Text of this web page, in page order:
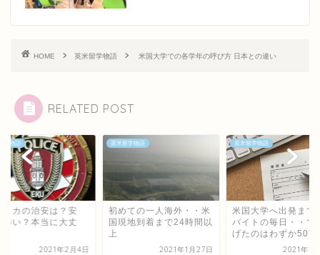
HOME 英米留学物語 米国大学での各学年の呼び方 日本との違い
RELATED POST
学物語
リカの治安は？安
怖い？本当に大丈
2021年2月4日
英米留学物語
初めての一人海外・・米
国現地到着まで24時間以
上
2021年1月27日
英米留学物語
米国大学へ出発まで
バイトの毎日・・で
げたのはわずか50万
2021年1